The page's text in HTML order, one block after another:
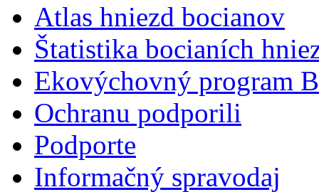
Atlas hniezd bocianov
Štatistika bocianích
Ekovýchovný program
Ochranu podporili
Podporte
Informačný spravodaj